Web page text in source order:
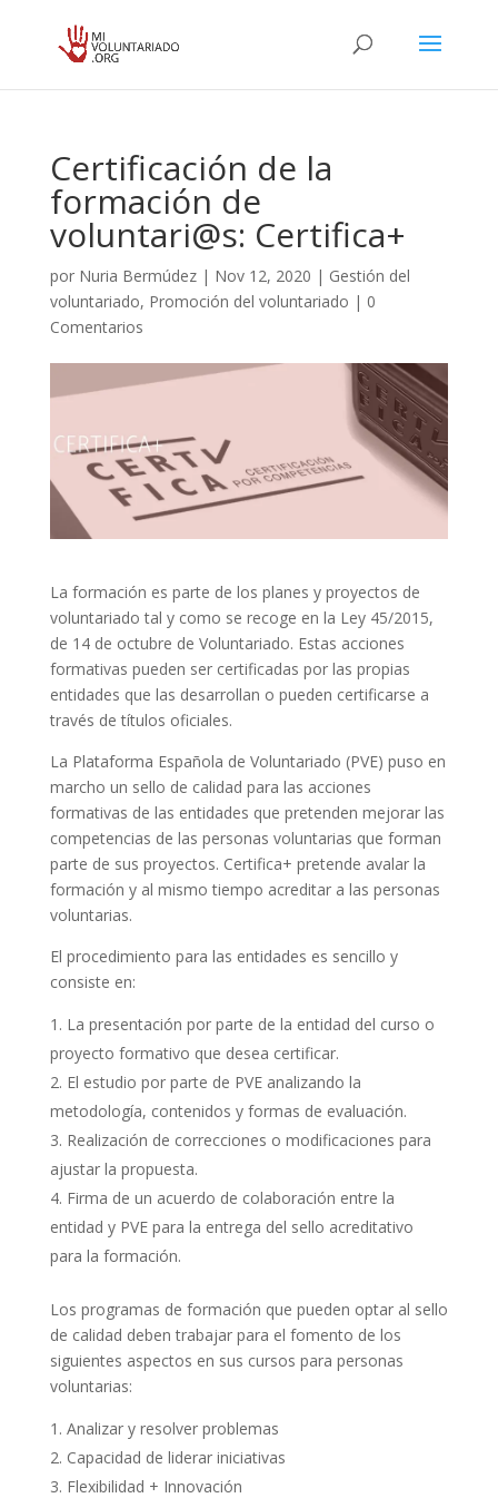
Certificación de la
formación de
voluntari@s: Certifica+
por Nuria Bermúdez| Nov 12, 2020 | Gestión del
voluntariado, Promoción del voluntariado | 0
Comentarios
La formación es parte de los planes y proyectos de
voluntariado tal y como se recoge en la Ley 45/2015,
de 14 de octubre de Voluntariado. Estas acciones
formativas pueden ser certificadas por las propias
entidades que las desarrollan o pueden certificarse a
través de títulos oficiales.
La Plataforma Española de Voluntariado (PVE) puso en
marcho un sello de calidad para las acciones
formativas de las entidades que pretenden mejorar las
competencias de las personas voluntarias que forman
parte de sus proyectos. Certifica+ pretende avalar la
formación y al mismo tiempo acreditar a las personas
voluntarias.
El procedimiento para las entidades es sencillo y
consiste en:
La presentación por parte de la entidad del curso o
proyecto formativo que desea certificar.
El estudio por parte de PVE analizando la
metodología, contenidos y formas de evaluación.
Realización de correcciones o modificaciones para
ajustar la propuesta.
Firma de un acuerdo de colaboración entre la
entidad y PVE para la entrega del sello acreditativo
para la formación.
Los programas de formación que pueden optar al sello
de calidad deben trabajar para el fomento de los
siguientes aspectos en sus cursos para personas
voluntarias:
Analizar y resolver problemas
Capacidad de liderar iniciativas
Flexibilidad + Innovación